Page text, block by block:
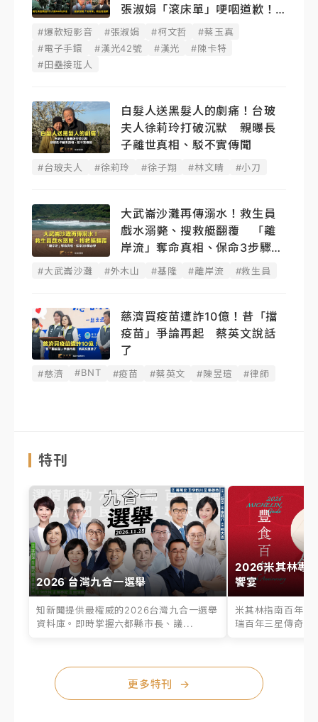
張淑娟「滾床單」哽咽道歉！
蔡玉真開撕爆料
#爆款短影音 #張淑娟 #柯文哲
#蔡玉真
#電子手鐶
#漢光42號 #漢光
#陳卡特
#田壘接班人
白髮人送黑髮人的劇痛！台玻
夫人徐莉玲打破沉默 親曝長
子離世真相、駁不實傳聞
#台玻夫人 #徐莉玲 #徐子翔 #林文晴 #小刀
大武崙沙灘再傳溺水！救生員
戲水溺斃、搜救艇翻覆 「離
岸流」奪命真相、保命3步驟必
學
#大武崙沙灘 #外木山 #基隆 #離岸流 #救生員
慈濟買疫苗遭詐10億！昔「擋
疫苗」爭論再起 蔡英文說話
了
#慈濟 #BNT #疫苗 #蔡英文 #陳昱瑄 #律師
特刊
2026 台灣九合一選舉
知新聞提供最權威的2026台灣九合一選舉
資料庫。即時掌握六都縣市長、議...
2026米其林專
饗宴
米其林指南百年之
瑞百年三星傳奇、
更多特刊 →